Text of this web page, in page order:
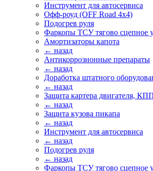
Инструмент для автосервиса
Офф-роуд (OFF Road 4x4)
Подогрев руля
Фаркопы ТСУ тягово сцепное
Амортизаторы капота
← назад
Антикоррозионные препараты
← назад
Доработка штатного
← назад
Защита картера двигателя,
← назад
Защита кузова пикапа
← назад
Инструмент для автосервиса
← назад
Подогрев руля
← назад
Фаркопы ТСУ тягово сцепное